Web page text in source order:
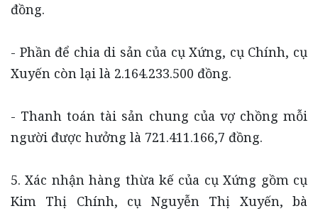
đồng.
- Phần để chia di sản của cụ Xứng, cụ Chính, cụ
Xuyến còn lại là 2.164.233.500 đồng.
- Thanh toán tài sản chung của vợ chồng mỗi
người được hưởng là 721.411.166,7 đồng.
5. Xác nhận hàng thừa kế của cụ Xứng gồm cụ
Kim Thị Chính, cụ Nguyễn Thị Xuyến, bà